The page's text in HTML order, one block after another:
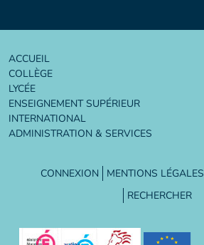
ACCUEIL
COLLÈGE
LYCÉE
ENSEIGNEMENT SUPÉRIEUR
INTERNATIONAL
ADMINISTRATION & SERVICES
CONNEXION MENTIONS LÉGALES
RECHERCHER